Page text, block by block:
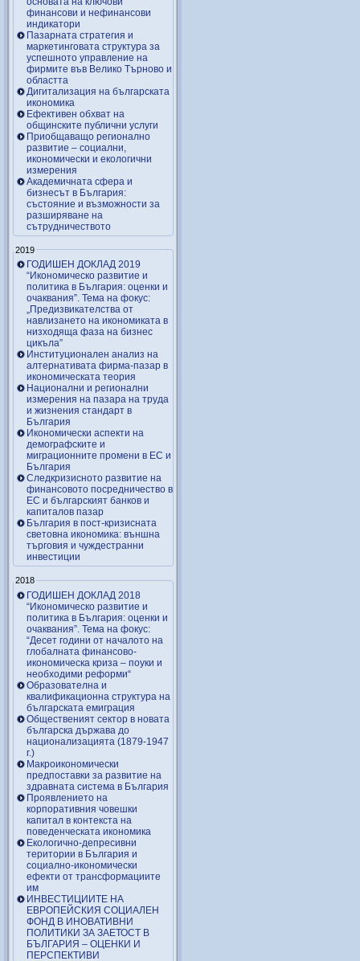
финансови и нефинансови
индикатори
Пазарната стратегия и
маркетинговата структура за
успешното управление на
фирмите във Велико Търново и
областта
Дигитализация на българската
икономика
Ефективен обхват на
общинските публични услуги
Приобщаващо регионално
развитие – социални,
икономически и екологични
измерения
Академичната сфера и
бизнесът в България:
състояние и възможности за
разширяване на
сътрудничеството
2019
ГОДИШЕН ДОКЛАД 2019
“Икономическо развитие и
политика в България: оценки и
очаквания”. Тема на фокус:
„Предизвикателства от
навлизането на икономиката в
низходяща фаза на бизнес
цикъла”
Институционален анализ на
алтернативата фирма-пазар в
икономическата теория
Национални и регионални
измерения на пазара на труда
и жизнения стандарт в
България
Икономически аспекти на
демографските и
миграционните промени в ЕС и
България
Следкризисното развитие на
финансовото посредничество в
ЕС и българският банков и
капиталов пазар
България в пост-кризисната
световна икономика: външна
търговия и чуждестранни
инвестиции
2018
ГОДИШЕН ДОКЛАД 2018
“Икономическо развитие и
политика в България: оценки и
очаквания”. Тема на фокус:
“Десет години от началото на
глобалната финансово-
икономическа криза – поуки и
необходими реформи“
Образователна и
квалификационна структура на
българската емиграция
Общественият сектор в новата
българска държава до
национализацията (1879-1947
г.)
Макроикономически
предпоставки за развитие на
здравната система в България
Проявлението на
корпоративния човешки
капитал в контекста на
поведенческата икономика
Екологично-депресивни
територии в България и
социално-икономически
ефекти от трансформациите
им
ИНВЕСТИЦИИТЕ НА
ЕВРОПЕЙСКИЯ СОЦИАЛЕН
ФОНД В ИНОВАТИВНИ
ПОЛИТИКИ ЗА ЗАЕТОСТ В
БЪЛГАРИЯ – OЦЕНКИ И
ПЕРСПЕКТИВИ